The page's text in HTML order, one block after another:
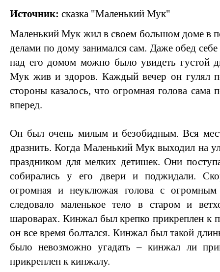
Источник: сказка "Маленький Мук"
Маленький Мук жил в своем большом доме в
делами по дому занимался сам. Даже обед
над его домом можно было увидеть густой
Мук жив и здоров. Каждый вечер он гулял
стороны казалось, что огромная голова сама
вперед.
Он был очень милым и безобидным. Вся
дразнить. Когда Маленький Мук выходил на
праздником для мелких детишек. Они
собирались у его двери и поджидали.
огромная и неуклюжая голова с
следовало маленькое тело в старом и
шароварах. Кинжал был крепко прикреплен к
он все время болтался. Кинжал был такой
было невозможно угадать – кинжал ли
прикреплен к кинжалу.